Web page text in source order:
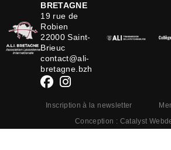
BRETAGNE
19 rue de
Robien
22000 Saint-
Brieuc
contact@ali-
bretagne.bzh
Inscription à la newsletter
Conception : Catalyst